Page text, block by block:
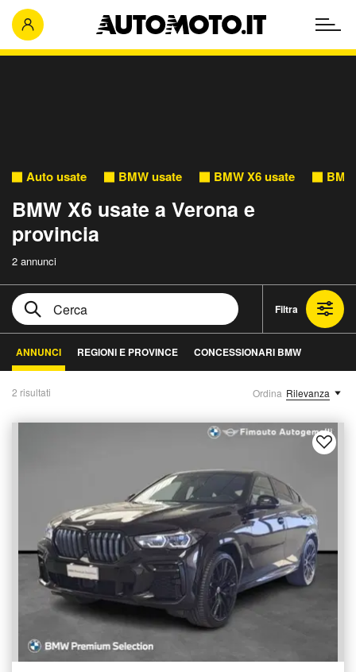
Auto usate BMW usate BMW X6 usate
BMW X6 usate a Verona e
provincia
2 annunci
Filtra
ANNUNCI REGIONI E PROVINCE CONCESSIONARI BMW
2 risultati Ordina Rilevanza